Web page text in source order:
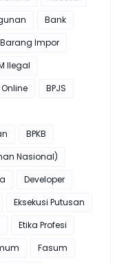
Bank
Barang Impor
Ilegal
BPJS
BPKB
Nasional)
Developer
Eksekusi Putusan
Etika Profesi
Fasum